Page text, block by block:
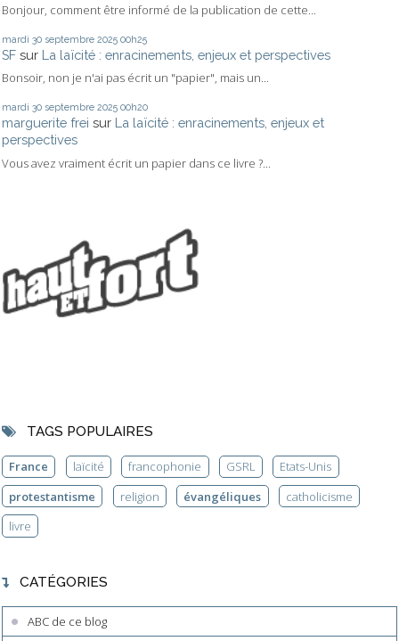
Bonjour, comment être informé de la publication de cette...
mardi 30 septembre 2025 00h25
SF sur La laïcité : enracinements, enjeux et perspectives
Bonsoir, non je n'ai pas écrit un "papier", mais un...
mardi 30 septembre 2025 00h20
marguerite frei sur La laïcité : enracinements, enjeux et
perspectives
Vous avez vraiment écrit un papier dans ce livre ?...
TAGS POPULAIRES
France laïcité francophonie GSRL
Etats-Unis
protestantisme
religion évangéliques
catholicisme
livre
CATÉGORIES
ABC de ce blog